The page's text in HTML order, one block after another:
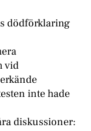
dödförklaring
vid
inte hade
diskussioner: